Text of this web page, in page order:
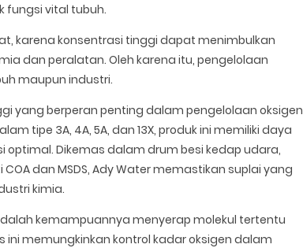
fungsi vital tubuh.
karena konsentrasi tinggi dapat menimbulkan
dan peralatan. Oleh karena itu, pengelolaan
maupun industri.
yang berperan penting dalam pengelolaan oksigen
tipe 3A, 4A, 5A, dan 13X, produk ini memiliki daya
optimal. Dikemas dalam drum besi kedap udara,
dan MSDS, Ady Water memastikan suplai yang
kimia.
kemampuannya menyerap molekul tertentu
ini memungkinkan kontrol kadar oksigen dalam